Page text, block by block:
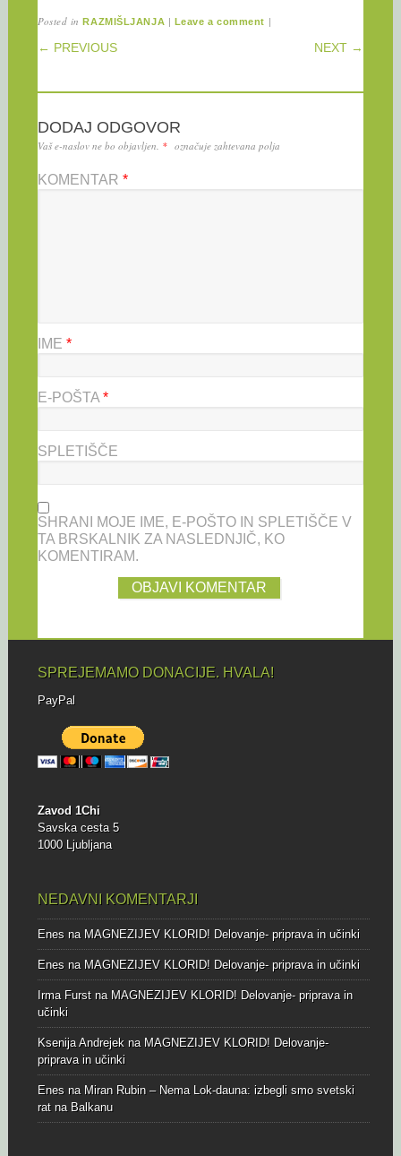
Posted inRAZMIŠLJANJA | Leave a comment |
POST NAVIGATION
← PREVIOUS NEXT →
DODAJ ODGOVOR
Vaš e-naslov ne bo objavljen. * označuje zahtevana polja
KOMENTAR *
IME *
E-POŠTA *
SPLETIŠČE
SHRANI MOJE IME, E-POŠTO IN SPLETIŠČE V
TA BRSKALNIK ZA NASLEDNJIČ, KO
KOMENTIRAM.
SPREJEMAMO DONACIJE. HVALA!
PayPal
Zavod 1Chi
Savska cesta 5
1000 Ljubljana
NEDAVNI KOMENTARJI
Enesna MAGNEZIJEV KLORID! Delovanje- priprava in učinki
Enesna MAGNEZIJEV KLORID! Delovanje- priprava in učinki
Irma Furstna MAGNEZIJEV KLORID! Delovanje- priprava in
učinki
Ksenija Andrejekna MAGNEZIJEV KLORID! Delovanje-
priprava in učinki
Enesna Miran Rubin – Nema Lok-dauna: izbegli smo svetski
rat na Balkanu